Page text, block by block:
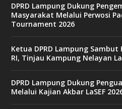
c
a
s
n
o
v
9
DPRD Lampung Dukung
Masyarakat Melalui Perwosi
Tournament 2026
Ketua DPRD Lampung
RI, Tinjau Kampung Nelayan
DPRD Lampung Dukung
Melalui Kajian Akbar LaSEF